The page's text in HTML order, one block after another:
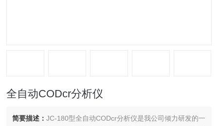
全自动CODcr分析仪
简要描述：JC-180型全自动CODcr分析仪是我公司倾力研发的一